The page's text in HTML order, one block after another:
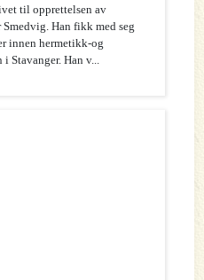
til opprettelsen av
Han fikk med seg
innen hermetikk-og
Han v...